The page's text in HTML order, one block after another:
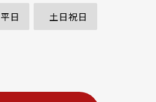
平日 土日祝日